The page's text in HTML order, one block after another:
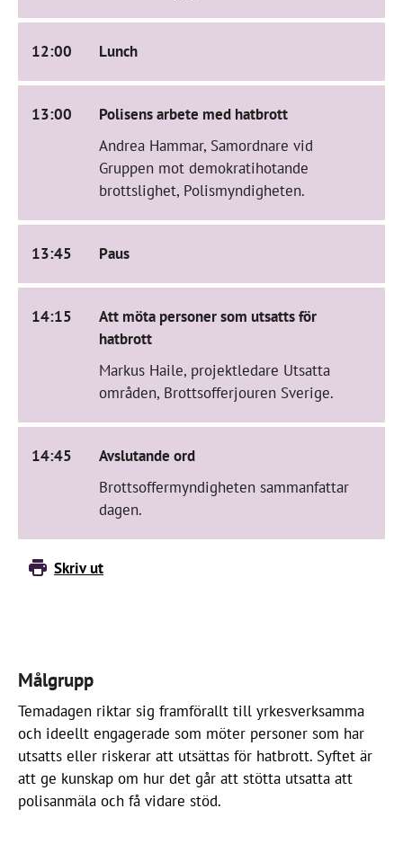
12:00 Lunch
13:00
Polisens arbete med hatbrott
Andrea Hammar, Samordnare vid
Gruppen mot demokratihotande
brottslighet, Polismyndigheten.
13:45 Paus
14:15
Att möta personer som utsatts för
hatbrott
Markus Haile, projektledare Utsatta
områden, Brottsofferjouren Sverige.
14:45
Avslutande ord
Brottsoffermyndigheten sammanfattar
dagen.
Skriv ut
Målgrupp
Temadagen riktar sig framförallt till yrkesverksamma
och ideellt engagerade som möter personer som har
utsatts eller riskerar att utsättas för hatbrott. Syftet är
att ge kunskap om hur det går att stötta utsatta att
polisanmäla och få vidare stöd.